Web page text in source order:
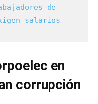
de
salarios
en
corrupción